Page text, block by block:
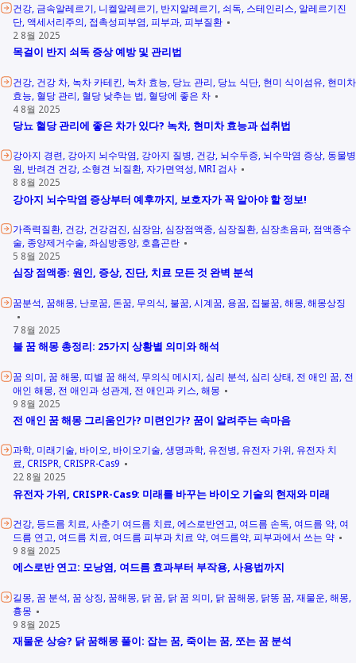
건강 금속알레르기 니켈알레르기 반지알레르기 쇠독 스테인리스 알레르기진
단 액세서리주의 접촉성피부염 피부과 피부질환
2 8월 2025
목걸이 반지 쇠독 증상 예방 및 관리법
건강 건강 차 녹차 카테킨 녹차 효능 당뇨 관리 당뇨 식단 현미 식이섬유 현미차
효능 혈당 관리 혈당 낮추는 법 혈당에 좋은 차
4 8월 2025
당뇨 혈당 관리에 좋은 차가 있다? 녹차, 현미차 효능과 섭취법
강아지 경련 강아지 뇌수막염 강아지 질병 건강 뇌수두증 뇌수막염 증상 동물병
원 반려견 건강 소형견 뇌질환 자가면역성 MRI 검사
8 8월 2025
강아지 뇌수막염 증상부터 예후까지, 보호자가 꼭 알아야 할 정보!
가족력질환 건강 건강검진 심장암 심장점액종 심장질환 심장초음파 점액종수
술 종양제거수술 좌심방종양 호흡곤란
5 8월 2025
심장 점액종: 원인, 증상, 진단, 치료 모든 것 완벽 분석
꿈분석 꿈해몽 난로꿈 돈꿈 무의식 불꿈 시계꿈 용꿈 집불꿈 해몽 해몽상징
7 8월 2025
불 꿈 해몽 총정리: 25가지 상황별 의미와 해석
꿈 의미 꿈 해몽 띠별 꿈 해석 무의식 메시지 심리 분석 심리 상태 전 애인 꿈 전
애인 해몽 전 애인과 성관계 전 애인과 키스 해몽
9 8월 2025
전 애인 꿈 해몽 그리움인가? 미련인가? 꿈이 알려주는 속마음
과학 미래기술 바이오 바이오기술 생명과학 유전병 유전자 가위 유전자 치
료 CRISPR CRISPR-Cas9
22 8월 2025
유전자 가위, CRISPR-Cas9: 미래를 바꾸는 바이오 기술의 현재와 미래
건강 등드름 치료 사춘기 여드름 치료 에스로반연고 여드름 손독 여드름 약 여
드름 연고 여드름 치료 여드름 피부과 치료 약 여드름약 피부과에서 쓰는 약
9 8월 2025
에스로반 연고: 모낭염, 여드름 효과부터 부작용, 사용법까지
길몽 꿈 분석 꿈 상징 꿈해몽 닭 꿈 닭 꿈 의미 닭 꿈해몽 닭똥 꿈 재물운 해몽
흉몽
9 8월 2025
재물운 상승? 닭 꿈해몽 풀이: 잡는 꿈, 죽이는 꿈, 쪼는 꿈 분석